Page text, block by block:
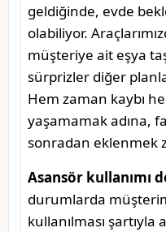
geldiğinde, evde
olabiliyor.
müşteriye ait eşya
sürprizler diğer
Hem zaman kaybı
yaşamamak adına,
sonradan eklenmek
Asansör kullanımı
durumlarda
kullanılması